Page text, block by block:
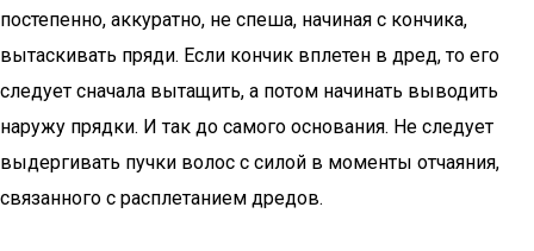
постепенно, аккуратно, не спеша, начиная с кончика,
вытаскивать пряди. Если кончик вплетен в дред, то его
следует сначала вытащить, а потом начинать выводить
наружу прядки. И так до самого основания. Не следует
выдергивать пучки волос с силой в моменты отчаяния,
связанного с расплетанием дредов.